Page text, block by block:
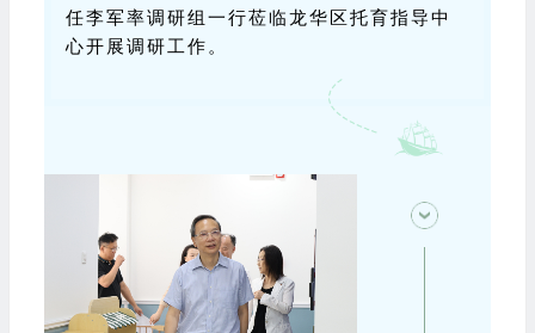
任李军率调研组一行莅临龙华区托育指导中
心开展调研工作。